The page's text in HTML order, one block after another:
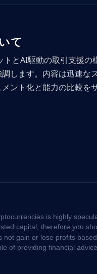
て
とAI駆動の取引支援の
します。内容は迅速な
ント化と能力の比較を